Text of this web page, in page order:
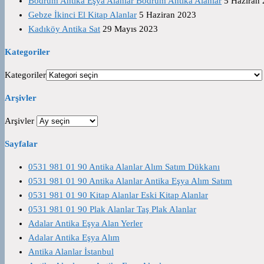
Gebze İkinci El Kitap Alanlar 5 Haziran 2023
Kadıköy Antika Sat 29 Mayıs 2023
Kategoriler
Kategoriler
Arşivler
Arşivler
Sayfalar
0531 981 01 90 Antika Alanlar Alım Satım Dükkanı
0531 981 01 90 Antika Alanlar Antika Eşya Alım Satım
0531 981 01 90 Kitap Alanlar Eski Kitap Alanlar
0531 981 01 90 Plak Alanlar Taş Plak Alanlar
Adalar Antika Eşya Alan Yerler
Adalar Antika Eşya Alım
Antika Alanlar İstanbul